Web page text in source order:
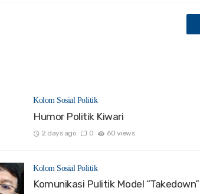
Kolom Sosial Politik
Humor Politik Kiwari
2 days ago 0 60 views
Kolom Sosial Politik
Komunikasi Pulitik Model “Takedown”